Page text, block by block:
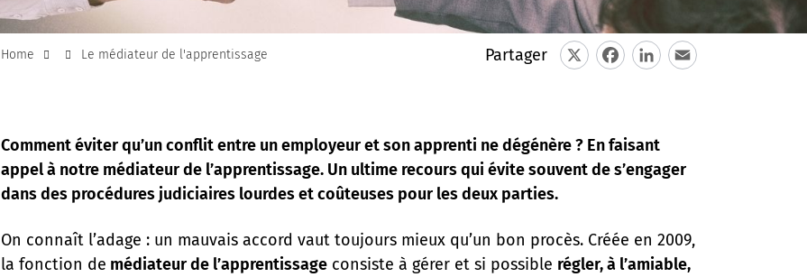
Home Le médiateur de l'apprentissage
Partager
Comment éviter qu’un conflit entre un employeur et son apprenti ne dégénère ? En faisant
appel à notre médiateur de l’apprentissage. Un ultime recours qui évite souvent de s’engager
dans des procédures judiciaires lourdes et coûteuses pour les deux parties.
On connaît l’adage : un mauvais accord vaut toujours mieux qu’un bon procès. Créée en 2009,
la fonction de médiateur de l’apprentissage consiste à gérer et si possible régler, à l’amiable,